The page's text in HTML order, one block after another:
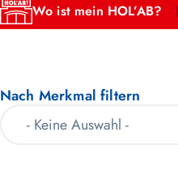
Wo ist mein HOL’AB?
Nach Merkmal filtern